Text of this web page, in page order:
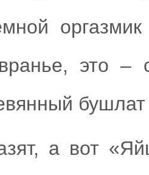
это –
а вот